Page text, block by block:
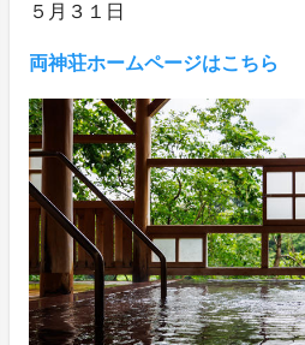
５月３１日
両神荘ホームページはこちら